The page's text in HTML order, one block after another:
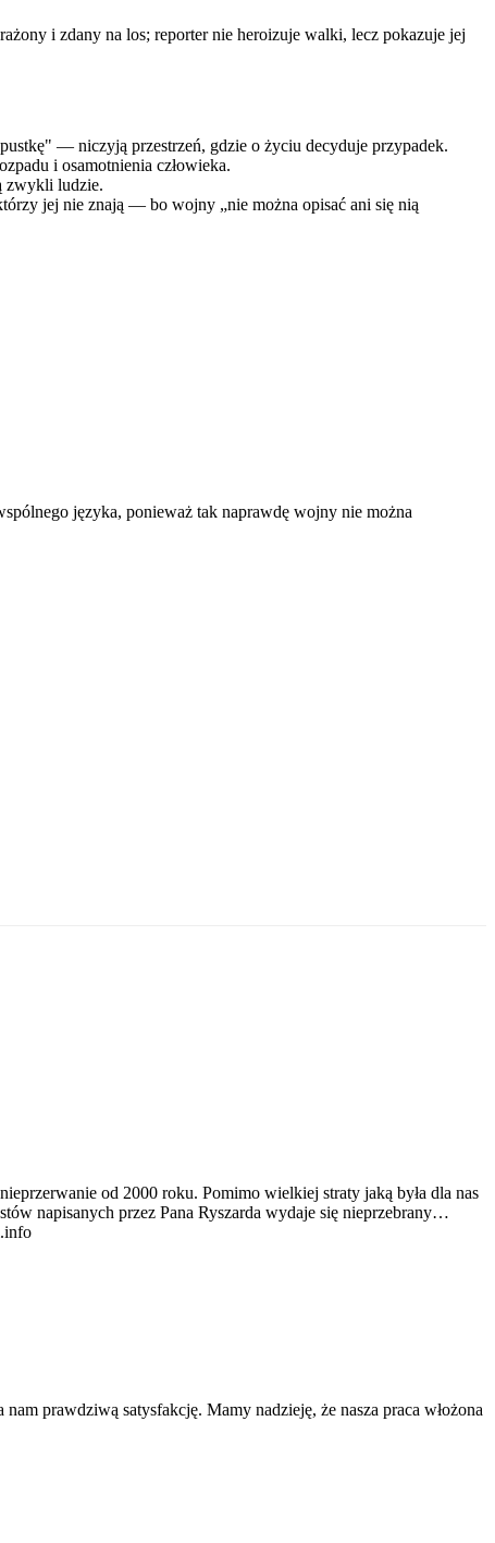
i zdany na los; reporter nie heroizuje walki, lecz pokazuje jej
— niczyją przestrzeń, gdzie o życiu decyduje przypadek.
i osamotnienia człowieka.
zwykli ludzie.
jej nie znają — bo wojny „nie można opisać ani się nią
języka, ponieważ tak naprawdę wojny nie można
od 2000 roku. Pomimo wielkiej straty jaką była dla nas
napisanych przez Pana Ryszarda wydaje się nieprzebrany…
prawdziwą satysfakcję. Mamy nadzieję, że nasza praca włożona